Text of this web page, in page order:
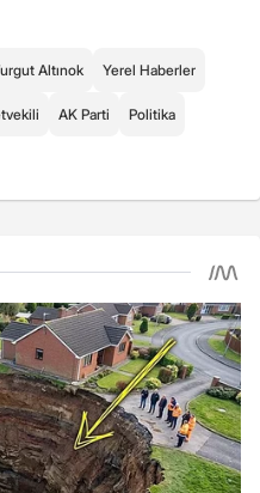
Altınok Yerel Haberler
AK Parti Politika